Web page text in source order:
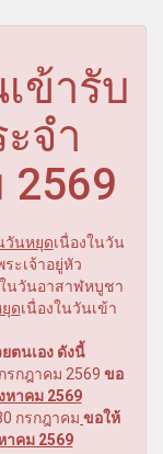
ข้ารับ
จำ
2569
วันหยุดเนื่องในวัน
ะเจ้าอยู่หัว
ในวันอาสาฬหบูชา
ดเนื่องในวันเข้า
ตนเอง ดังนี้
รกฎาคม 2569 ขอ
หาคม 2569
กรกฎาคม ขอให้
าคม 2569